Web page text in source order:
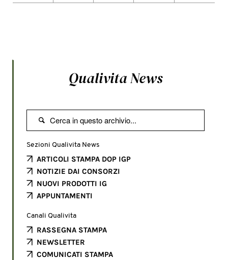
Qualivita News

Sezioni Qualivita News
ARTICOLI STAMPA DOP IGP
NOTIZIE DAI CONSORZI
NUOVI PRODOTTI IG
APPUNTAMENTI
Canali Qualivita
RASSEGNA STAMPA
NEWSLETTER
COMUNICATI STAMPA